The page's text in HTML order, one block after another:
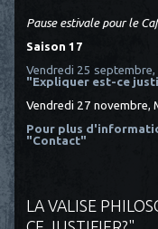
Pause estivale pour le
Saison 17
Vendredi 25
"Expliquer est-ce
Vendredi 27 novembre,
Pour plus
"Contact"
LA VALISE